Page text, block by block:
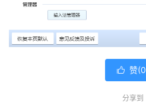
 赞(0
分享到